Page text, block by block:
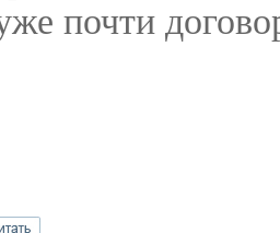
почти